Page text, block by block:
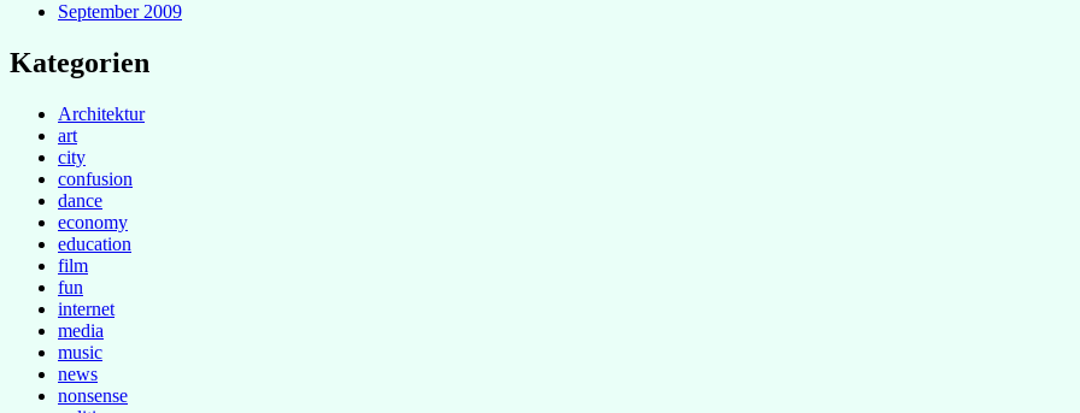
September 2009
Kategorien
Architektur
art
city
confusion
dance
economy
education
film
fun
internet
media
music
news
nonsense